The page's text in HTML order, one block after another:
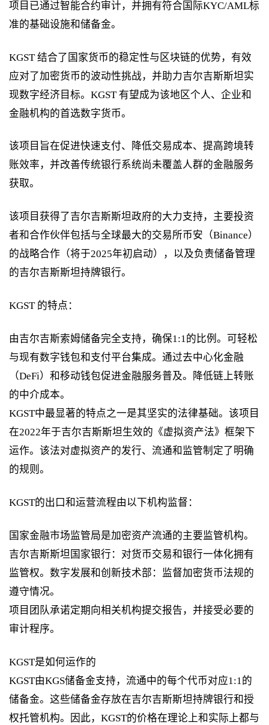
项目已通过智能合约审计，并拥有符合国际KYC/AML标
准的基础设施和储备金。
KGST 结合了国家货币的稳定性与区块链的优势，有效
应对了加密货币的波动性挑战，并助力吉尔吉斯斯坦实
现数字经济目标。KGST 有望成为该地区个人、企业和
金融机构的首选数字货币。
该项目旨在促进快速支付、降低交易成本、提高跨境转
账效率，并改善传统银行系统尚未覆盖人群的金融服务
获取。
该项目获得了吉尔吉斯斯坦政府的大力支持，主要投资
者和合作伙伴包括与全球最大的交易所币安（Binance）
的战略合作（将于2025年初启动），以及负责储备管理
的吉尔吉斯斯坦持牌银行。
KGST 的特点：
由吉尔吉斯索姆储备完全支持，确保1:1的比例。可轻松
与现有数字钱包和支付平台集成。通过去中心化金融
（DeFi）和移动钱包促进金融服务普及。降低链上转账
的中介成本。
KGST中最显著的特点之一是其坚实的法律基础。该项目
在2022年于吉尔吉斯斯坦生效的《虚拟资产法》框架下
运作。该法对虚拟资产的发行、流通和监管制定了明确
的规则。
KGST的出口和运营流程由以下机构监督：
国家金融市场监管局是加密资产流通的主要监管机构。
吉尔吉斯斯坦国家银行：对货币交易和银行一体化拥有
监管权。数字发展和创新技术部：监督加密货币法规的
遵守情况。
项目团队承诺定期向相关机构提交报告，并接受必要的
审计程序。
KGST是如何运作的
KGST由KGS储备金支持，流通中的每个代币对应1:1的
储备金。这些储备金存放在吉尔吉斯斯坦持牌银行和授
权托管机构。因此，KGST的价格在理论上和实际上都与